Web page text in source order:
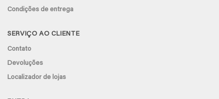
Condições de entrega
SERVIÇO AO CLIENTE
Contato
Devoluções
Localizador de lojas